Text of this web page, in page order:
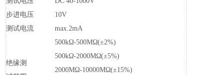
步进电压
10V
测试电流
max.2mA
绝缘测
500kΩ-500MΩ(±2%)
500kΩ-2000MΩ(±5%)
2000MΩ-10000MΩ(±15%)